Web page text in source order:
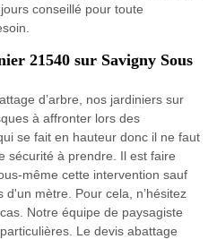
conseillé pour toute
21540 sur Savigny Sous
d’arbre, nos jardiniers sur
à affronter lors des
se fait en hauteur donc il ne faut
sécurité à prendre. Il est faire
même cette intervention sauf
d'un mètre. Pour cela, n’hésitez
Notre équipe de paysagiste
Le devis abattage